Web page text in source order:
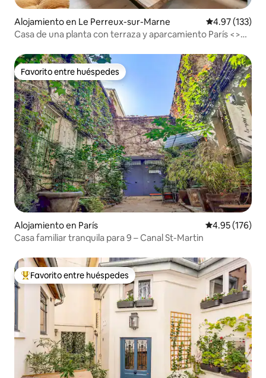
Alojamiento en Le Perreux-sur-Marne Calificación
4.97 (133)
Casa de una planta con terraza y aparcamiento París <>
Favorito entre huéspedes
Favorito entre huéspedes
Alojamiento en París Calificación
4.95 (176)
Casa familiar tranquila para 9 – Canal St-Martin
Favorito entre huéspedes preferido
Favorito entre huéspedes